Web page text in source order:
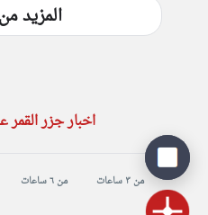
المزيد
اخبار جزر القمر
من ٣ ساعات من ٦ ساعات